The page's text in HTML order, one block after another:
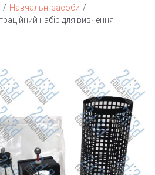
/ Навчальні засоби /
набір для вивчення